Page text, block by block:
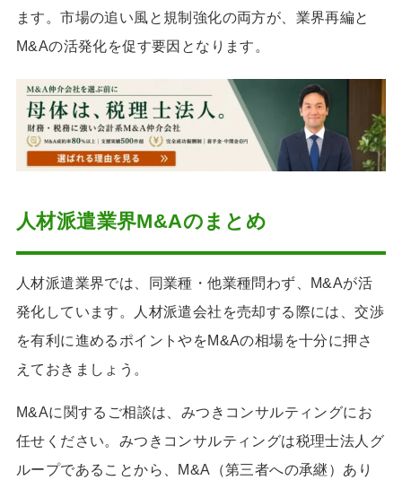
ます。市場の追い風と規制強化の両方が、業界再編と
M&Aの活発化を促す要因となります。
人材派遣業界M&Aのまとめ
人材派遣業界では、同業種・他業種問わず、М&Aが活
発化しています。人材派遣会社を売却する際には、交渉
を有利に進めるポイントやをM&Aの相場を十分に押さ
えておきましょう。
M&Aに関するご相談は、みつきコンサルティングにお
任せください。みつきコンサルティングは税理士法人グ
ループであることから、M&A（第三者への承継）あり